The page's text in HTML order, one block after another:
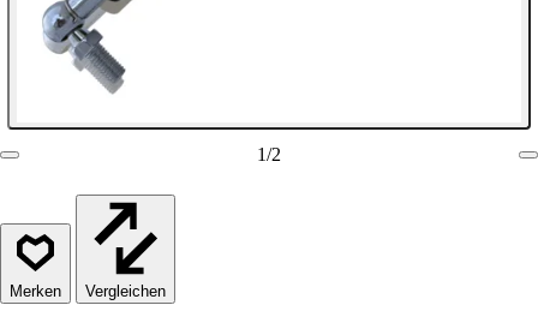
1/2
Vergleichen